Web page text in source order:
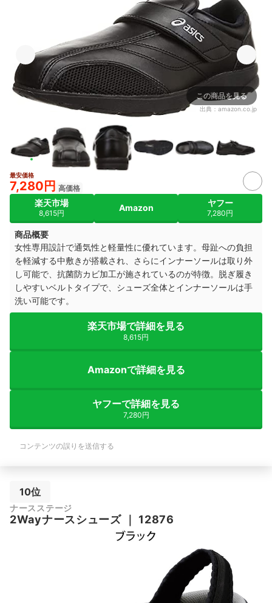
この商品を見る
出典： amazon.co.jp
最安価格
7,280円 高価格
楽天市場
8,615円
Amazon ヤフー
7,280円
商品概要
女性専用設計で通気性と軽量性に優れています。母趾への負担
を軽減する中敷きが搭載され、さらにインナーソールは取り外
し可能で、抗菌防カビ加工が施されているのが特徴。脱ぎ履き
しやすいベルトタイプで、シューズ全体とインナーソールは手
洗い可能です。
楽天市場で詳細を見る
8,615円
Amazonで詳細を見る
ヤフーで詳細を見る
7,280円
コンテンツの誤りを送信する
10位
ナースステージ
2Wayナースシューズ｜ 12876